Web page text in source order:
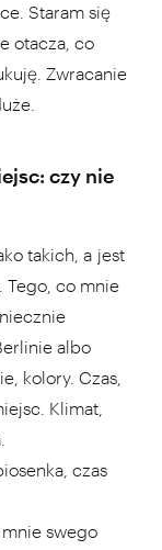
Staram się
otacza, co
Zwracanie
czy nie
takich, a jest
Tego, co mnie
albo
kolory. Czas,
Klimat,
czas
swego